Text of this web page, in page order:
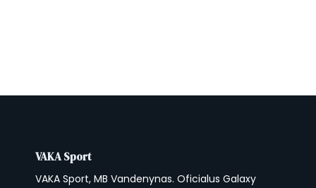
VAKA Sport
VAKA Sport, MB Vandenynas. Oficialus Galaxy